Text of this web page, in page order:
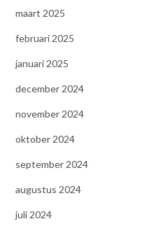
maart 2025
februari 2025
januari 2025
december 2024
november 2024
oktober 2024
september 2024
augustus 2024
juli 2024